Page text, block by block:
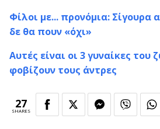
Φίλοι με... προνόμια: Σίγουρα
δε θα πουν «όχι»
Αυτές είναι οι 3 γυναίκες του
φοβίζουν τους άντρες
27
SHARES